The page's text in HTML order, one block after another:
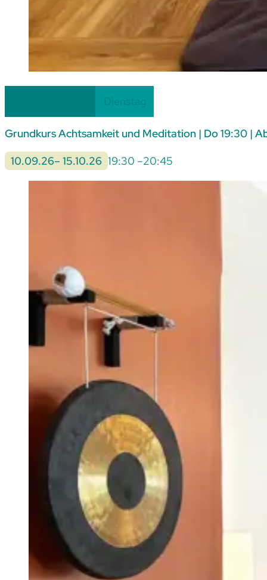
Dienstag
Grundkurs Achtsamkeit und Meditation | Do 19:30 |
10.09.26– 15.10.26 19:30 –20:45